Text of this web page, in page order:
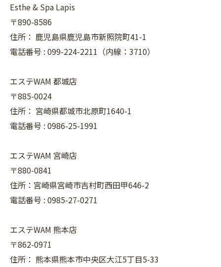
Esthe & Spa Lapis
〒890-8586
住所： 鹿児島県鹿児島市新照院町41-1
電話番号 : 099-224-2211（内線：3710）
エステWAM 都城店
〒885-0024
住所： 宮崎県都城市北原町1640-1
電話番号 : 0986-25-1991
エステWAM 宮崎店
〒880-0841
住所：宮崎県宮崎市吉村町西田甲646-2
電話番号 : 0985-27-0271
エステWAM 熊本店
〒862-0971
住所： 熊本県熊本市中央区大江5丁目5-33